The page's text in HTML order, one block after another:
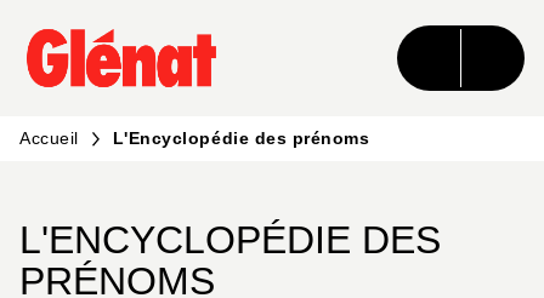
MENU RECHERCHE CONTENU
PIED DE PAGE
Accueil L'Encyclopédie des prénoms
L'ENCYCLOPÉDIE DES
PRÉNOMS